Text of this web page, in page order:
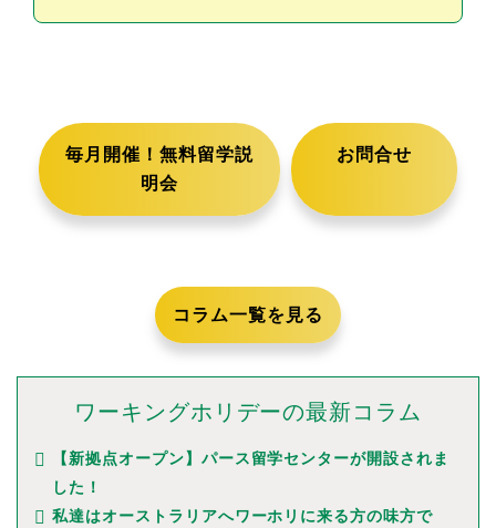
毎月開催！無料留学説
明会
お問合せ
コラム一覧を見る
ワーキングホリデーの最新コラム
【新拠点オープン】パース留学センターが開設されま
した！
私達はオーストラリアへワーホリに来る方の味方で